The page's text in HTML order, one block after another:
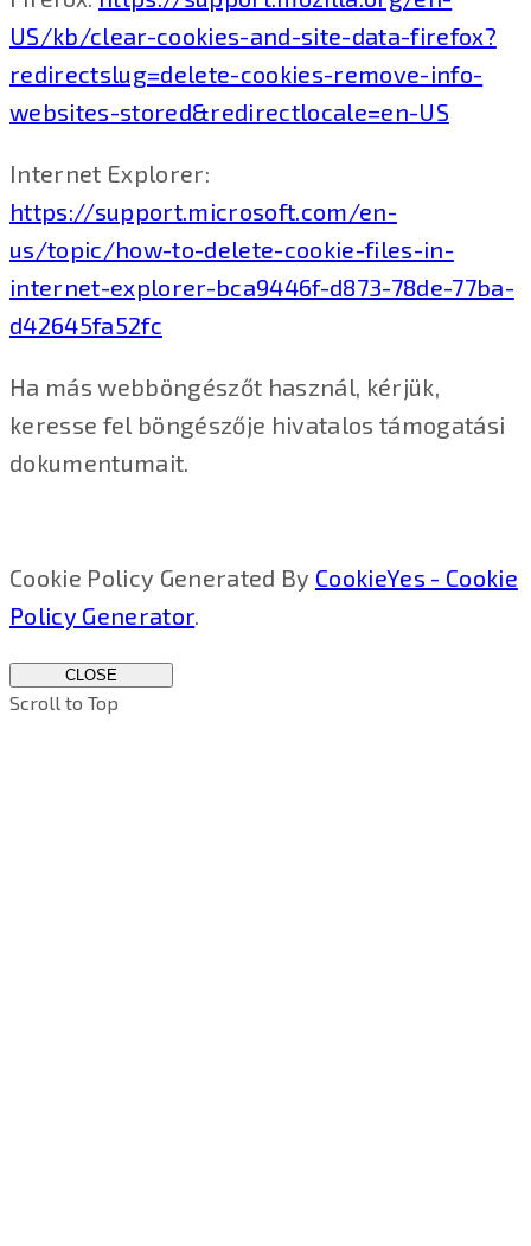
US/kb/clear-cookies-and-site-data-firefox?
redirectslug=delete-cookies-remove-info-
websites-stored&redirectlocale=en-US
Internet Explorer:
https://support.microsoft.com/en-
us/topic/how-to-delete-cookie-files-in-
internet-explorer-bca9446f-d873-78de-77ba-
d42645fa52fc
Ha más webböngészőt használ, kérjük,
keresse fel böngészője hivatalos támogatási
dokumentumait.
Cookie Policy Generated By CookieYes - Cookie
Policy Generator.
CLOSE
Scroll to Top